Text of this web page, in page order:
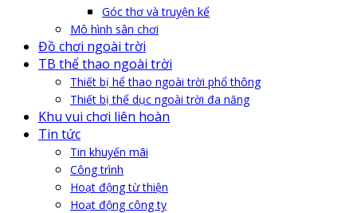
Góc thơ và truyện kể
Mô hình sân chơi
Đồ chơi ngoài trời
TB thể thao ngoài trời
Thiết bị hể thao ngoài trời phổ thông
Thiết bị thể dục ngoài trời đa năng
Khu vui chơi liên hoàn
Tin tức
Tin khuyến mãi
Công trình
Hoạt động từ thiện
Hoạt động công ty